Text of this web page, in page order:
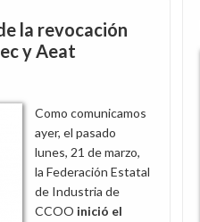
la revocación
y Aeat
Como comunicamos
ayer, el pasado
lunes, 21 de marzo,
la Federación Estatal
de Industria de
CCOO inició el